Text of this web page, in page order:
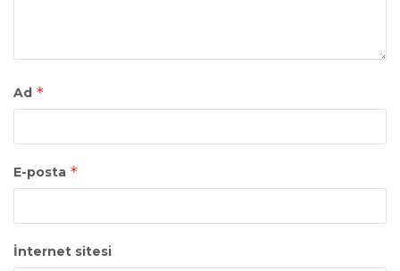
Ad *
E-posta *
İnternet sitesi